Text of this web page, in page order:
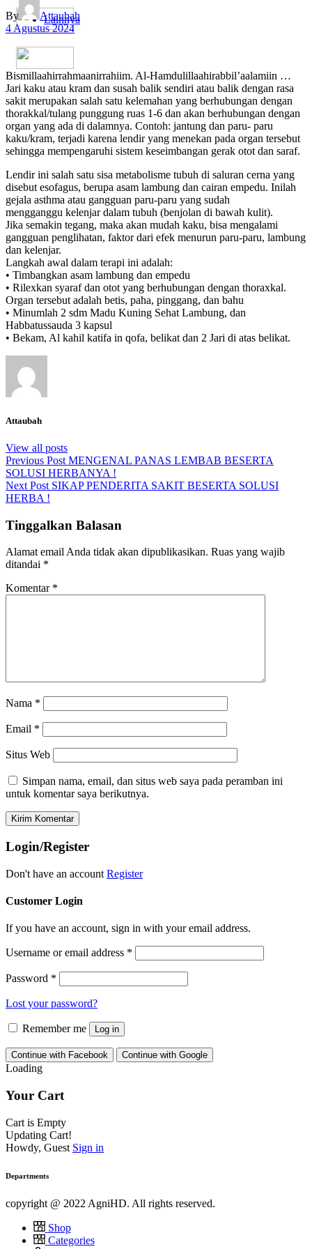
Lainnya
By
Attaubah
4 Agustus 2024
Bismillaahirrahmaanirrahiim. Al-Hamdulillaahirabbil’aalamiin …
Jari kaku atau kram dan susah balik sendiri atau balik dengan rasa
sakit merupakan salah satu kelemahan yang berhubungan dengan
thorakkal/tulang punggung ruas 1-6 dan akan berhubungan dengan
organ yang ada di dalamnya. Contoh: jantung dan paru- paru
kaku/kram, terjadi karena lendir yang menekan pada organ tersebut
sehingga mempengaruhi sistem keseimbangan gerak otot dan saraf.
Lendir ini salah satu sisa metabolisme tubuh di saluran cerna yang
disebut esofagus, berupa asam lambung dan cairan empedu. Inilah
gejala asthma atau gangguan paru-paru yang sudah
mengganggu kelenjar dalam tubuh (benjolan di bawah kulit).
Jika semakin tegang, maka akan mudah kaku, bisa mengalami
gangguan penglihatan, faktor dari efek menurun paru-paru, lambung
dan kelenjar.
Langkah awal dalam terapi ini adalah:
• Timbangkan asam lambung dan empedu
• Rilexkan syaraf dan otot yang berhubungan dengan thoraxkal.
Organ tersebut adalah betis, paha, pinggang, dan bahu
• Minumlah 2 sdm Madu Kuning Sehat Lambung, dan
Habbatussauda 3 kapsul
• Bekam, Al kahil katifa in qofa, belikat dan 2 Jari di atas belikat.
Attaubah
View all posts
Previous Post MENGENAL PANAS LEMBAB BESERTA
SOLUSI HERBANYA !
Next Post SIKAP PENDERITA SAKIT BESERTA SOLUSI
HERBA !
Tinggalkan Balasan
Alamat email Anda tidak akan dipublikasikan. Ruas yang wajib
ditandai *
Komentar *
Nama *
Email *
Situs Web
Simpan nama, email, dan situs web saya pada peramban ini
untuk komentar saya berikutnya.
Login/Register
Don't have an account Register
Customer Login
If you have an account, sign in with your email address.
Username or email address *
Password *
Lost your password?
Remember me Log in
Continue with Facebook Continue with Google
Loading
Your Cart
Cart is Empty
Updating Cart!
Howdy, Guest Sign in
Departments
copyright @ 2022 AgniHD. All rights reserved.
Shop
Categories